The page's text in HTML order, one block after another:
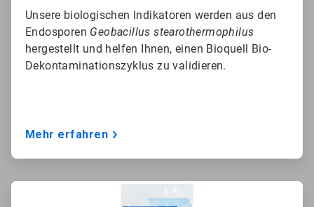
Unsere biologischen Indikatoren werden aus den
Endosporen Geobacillus stearothermophilus
hergestellt und helfen Ihnen, einen Bioquell Bio-
Dekontaminationszyklus zu validieren.
Mehr erfahren
ArticleTile